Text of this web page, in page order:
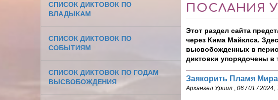
СПИСОК ДИКТОВОК ПО
ВЛАДЫКАМ
СПИСОК ДИКТОВОК ПО
СОБЫТИЯМ
СПИСОК ДИКТОВОК ПО ГОДАМ
ВЫСВОБОЖДЕНИЯ
ПОСЛАНИЯ
Этот раздел сайта
через Кима Майклса.
высвобожденных в
диктовки упорядочены в
Заякорить Пламя
Архангел Уриил , 06 / 01 / 2024,